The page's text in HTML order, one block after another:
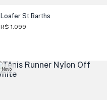
Loafer St Barths
R$ 1.099
Novo